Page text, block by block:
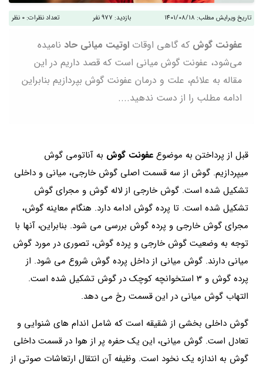
تاریخ ویرایش مطلب: 1401/08/18 بازدید: 977 نفر تعداد نظرات: 0 نظر
عفونت گوش که گاهی اوقات اوتیت میانی حاد نامیده
می‌شود، عفونت گوش میانی است که قصد داریم در این
مقاله به علائم، علت و درمان عفونت گوش بپردازیم بنابراین
ادامه مطلب را از دست ندهید....
قبل از پرداختن به موضوع عفونت گوش به آناتومی گوش
میپردازیم. گوش از سه قسمت اصلی گوش خارجی، میانی و داخلی
تشکیل شده است. گوش خارجی از لاله گوش و مجرای گوش
تشکیل شده است. تا پرده گوش ادامه دارد. هنگام معاینه گوش،
مجرای گوش خارجی و پرده گوش بررسی می شود. بنابراین، آنها با
توجه به وضعیت گوش خارجی و پرده گوش، تصوری در مورد گوش
میانی دارند. گوش میانی از داخل پرده گوش شروع می شود. از
پرده گوش و 3 استخوانچه کوچک در گوش تشکیل شده است.
التهاب گوش میانی در این قسمت رخ می دهد.
گوش داخلی بخشی از شقیقه است که شامل اندام های شنوایی و
تعادل است. گوش میانی، این یک حفره پر از هوا در قسمت داخلی
گوش به اندازه یک نخود است. وظیفه آن انتقال ارتعاشات صوتی از